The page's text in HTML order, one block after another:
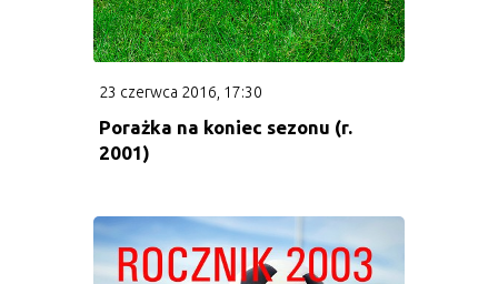
23 czerwca 2016, 17:30
Porażka na koniec sezonu (r.
2001)